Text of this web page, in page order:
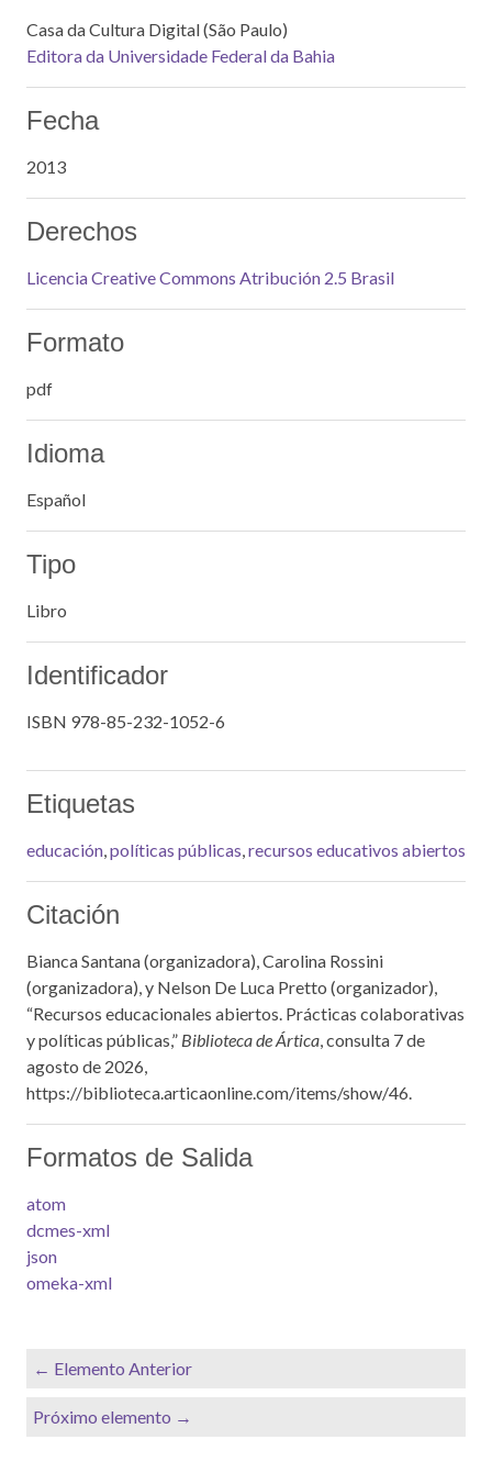
Casa da Cultura Digital (São Paulo)
Editora da Universidade Federal da Bahia
Fecha
2013
Derechos
Licencia Creative Commons Atribución 2.5 Brasil
Formato
pdf
Idioma
Español
Tipo
Libro
Identificador
ISBN 978-85-232-1052-6
Etiquetas
educación,políticas públicas,recursos educativos abiertos
Citación
Bianca Santana (organizadora), Carolina Rossini
(organizadora), y Nelson De Luca Pretto (organizador),
“Recursos educacionales abiertos. Prácticas colaborativas
y políticas públicas,” Biblioteca de Ártica, consulta 7 de
agosto de 2026,
https://biblioteca.articaonline.com/items/show/46.
Formatos de Salida
atom
dcmes-xml
json
omeka-xml
← Elemento Anterior
Próximo elemento →